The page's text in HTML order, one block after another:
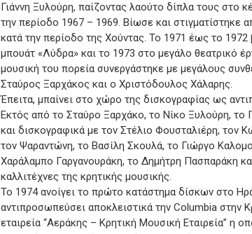
Γιάννη Ξυλούρη, παίζοντας λαούτο δίπλα τους στο
την περίοδο 1967 – 1969. Βίωσε και στιγματίστηκε
κατά την περίοδο της Χούντας. Το 1971 έως το 1972
μπουάτ «Λύδρα» και το 1973 στο μεγάλο θεατρικό
μουσική του πορεία συνεργάστηκε με μεγάλους
Σταύρος Ξαρχάκος και ο Χριστόδουλος Χάλαρης.
Έπειτα, μπαίνει στο χώρο της δισκογραφίας ως
Εκτός από το Σταύρο Ξαρχάκο, το Νίκο Ξυλούρη, το
και δισκογραφικά με τον Στέλιο Φουσταλιέρη, τον
τον Ψαραντώνη, το Βασίλη Σκουλά, το Γιώργο
Χαράλαμπο Γαργανουράκη, το Δημήτρη Πασπαράκη
καλλιτέχνες της κρητικής μουσικής.
Το 1974 ανοίγει το πρώτο κατάστημα δίσκων στο
αντιπροσωπεύσει αποκλειστικά την Columbia στην
εταιρεία “Αεράκης – Κρητική Μουσική Εταιρεία” η